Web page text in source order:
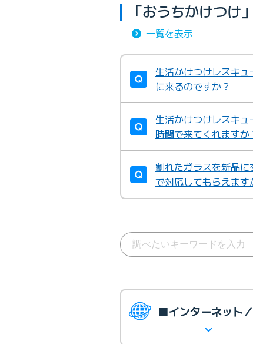
「おうちかけつけ
一覧を表示
生活かけつけレスキ
に来るのですか？
生活かけつけレスキ
時間で来てくれますか
割れたガラスを新品
で対応してもらえます
■インターネット